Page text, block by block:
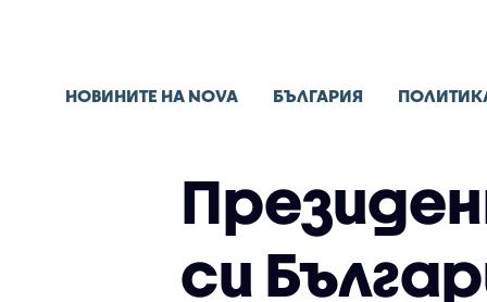
НОВИНИТЕ НА NOVA БЪЛГАРИЯ
си